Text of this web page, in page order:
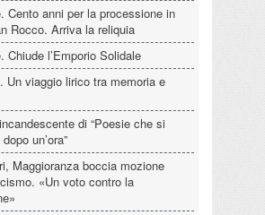
Cento anni per la processione in
Rocco. Arriva la reliquia
Chiude l’Emporio Solidale
Un viaggio lirico tra memoria e
di “Poesie che si
un’ora”
Maggioranza boccia mozione
«Un voto contro la